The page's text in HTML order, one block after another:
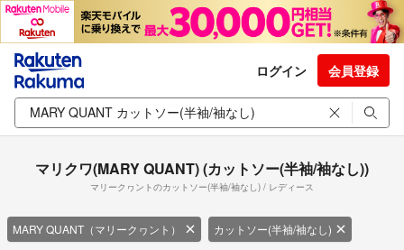
ログイン 会員登録
マリクワ(MARY QUANT) (カットソー(半袖/袖なし))
マリークヮントのカットソー(半袖/袖なし) / レディース
MARY QUANT（マリークヮント） カットソー(半袖/袖なし)